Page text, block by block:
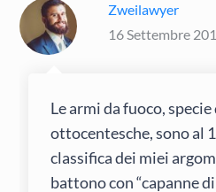
Zweilawyer
16 Settembre
Le armi da fuoco,
ottocentesche, sono al
classifica dei miei
battono con “capanne